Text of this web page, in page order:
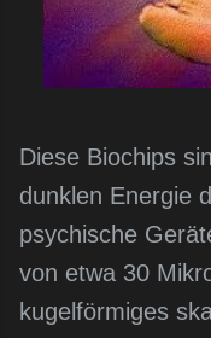
Diese Biochips
dunklen Energie
psychische
von etwa 30
kugelförmiges